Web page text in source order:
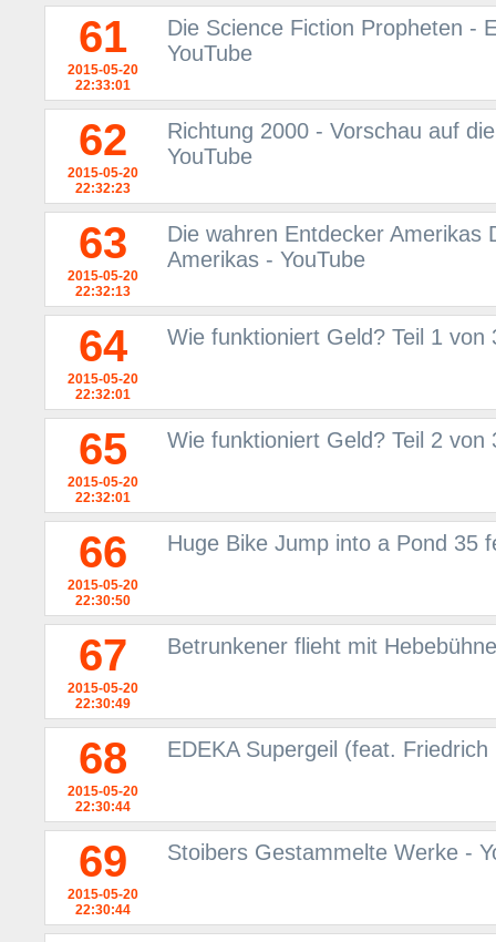
61
2015-05-20
22:33:01
Die Science Fiction Propheten -
YouTube
62
2015-05-20
22:32:23
Richtung 2000 - Vorschau auf
YouTube
63
2015-05-20
22:32:13
Die wahren Entdecker Amerikas
Amerikas - YouTube
64
2015-05-20
22:32:01
Wie funktioniert Geld? Teil 1 von
65
2015-05-20
22:32:01
Wie funktioniert Geld? Teil 2 von
66
2015-05-20
22:30:50
Huge Bike Jump into a Pond 35
67
2015-05-20
22:30:49
Betrunkener flieht mit
68
2015-05-20
22:30:44
EDEKA Supergeil (feat.
69
2015-05-20
22:30:44
Stoibers Gestammelte Werke -